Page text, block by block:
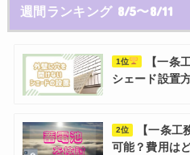
週間ランキング 8/5〜8/11
1位
【一条
シェード設置
2位
【一条
可能？費用は